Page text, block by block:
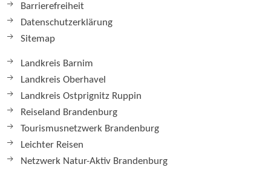
Barrierefreiheit
Datenschutzerklärung
Sitemap
Landkreis Barnim
Landkreis Oberhavel
Landkreis Ostprignitz Ruppin
Reiseland Brandenburg
Tourismusnetzwerk Brandenburg
Leichter Reisen
Netzwerk Natur-Aktiv Brandenburg